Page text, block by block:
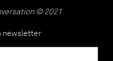
© 2021
newsletter